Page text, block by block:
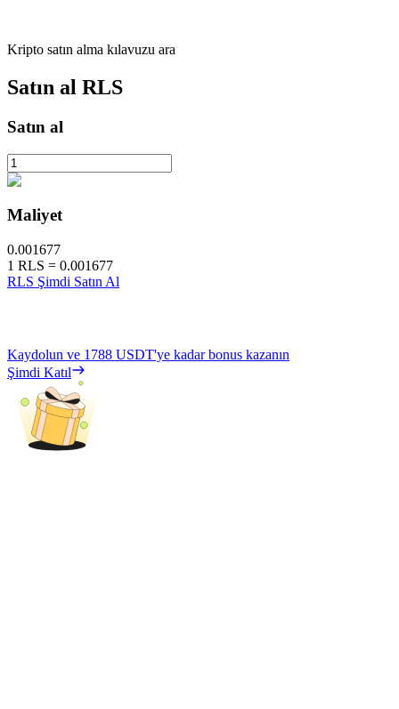
Kripto satın alma kılavuzu ara
Satın al RLS
Satın al
Maliyet
0.001677
1 RLS = 0.001677
RLS Şimdi Satın Al
Kaydolun ve 1788 USDT'ye kadar bonus kazanın
Şimdi Katıl